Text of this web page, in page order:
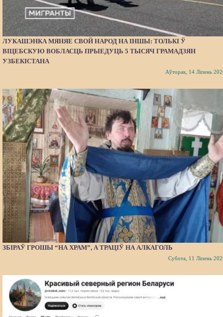
ЛУКАШЭНКА МЯНЯЕ СВОЙ НАРОД НА ІНШЫ: ТОЛЬКІ Ў
ВІЦЕБСКУЮ ВОБЛАСЦЬ ПРЫЕДУЦЬ 5 ТЫСЯЧ ГРАМАДЗЯН
УЗБЕКІСТАНА
Аўторак, 14 Ліпень
ЗБІРАЎ ГРОШЫ “НА ХРАМ”, А ТРАЦІЎ НА АЛКАГОЛЬ
Субота, 11 Ліпень